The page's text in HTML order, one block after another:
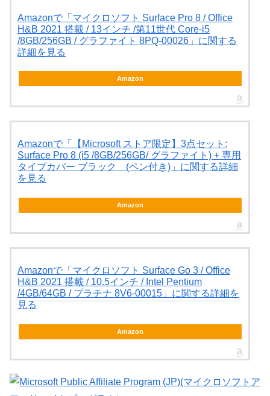
Amazonで「マイクロソフト Surface Pro 8 / Office
H&B 2021 搭載 / 13インチ /第11世代 Core-i5
/8GB/256GB / グラファイト 8PQ-00026」に関する
詳細を見る
Amazon
Amazonで「【Microsoft ストア限定】3点セット:
Surface Pro 8 (i5 /8GB/256GB/ グラファイト) + 専用
タイプカバー ブラック (ペン付き)」に関する詳細
を見る
Amazon
Amazonで「マイクロソフト Surface Go 3 / Office
H&B 2021 搭載 / 10.5インチ / Intel Pentium
/4GB/64GB / プラチナ 8V6-00015」に関する詳細を
見る
Amazon